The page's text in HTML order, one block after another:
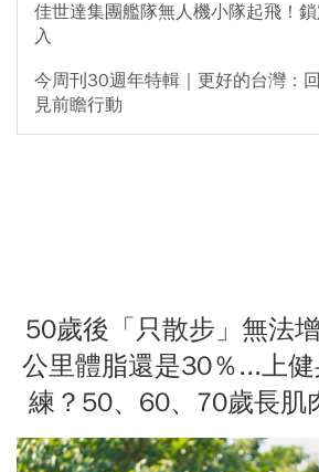
佳世達集團艦隊無人機小隊起飛！
入
今周刊30週年特輯｜更好的台灣：
見前瞻行動
50歲後「只散步」無法
公里體脂還是30％...上健
練？50、60、70歲長肌